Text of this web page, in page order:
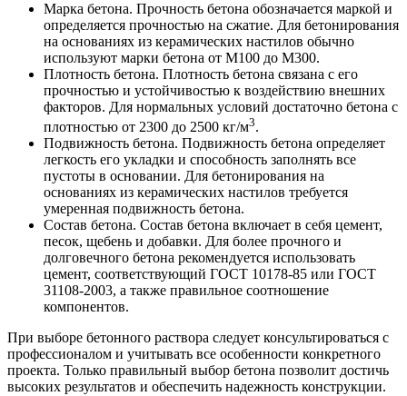
Марка бетона. Прочность бетона обозначается маркой и
определяется прочностью на сжатие. Для бетонирования
на основаниях из керамических настилов обычно
используют марки бетона от М100 до М300.
Плотность бетона. Плотность бетона связана с его
прочностью и устойчивостью к воздействию внешних
факторов. Для нормальных условий достаточно бетона с
плотностью от 2300 до 2500 кг/м3.
Подвижность бетона. Подвижность бетона определяет
легкость его укладки и способность заполнять все
пустоты в основании. Для бетонирования на
основаниях из керамических настилов требуется
умеренная подвижность бетона.
Состав бетона. Состав бетона включает в себя цемент,
песок, щебень и добавки. Для более прочного и
долговечного бетона рекомендуется использовать
цемент, соответствующий ГОСТ 10178-85 или ГОСТ
31108-2003, а также правильное соотношение
компонентов.
При выборе бетонного раствора следует консультироваться с
профессионалом и учитывать все особенности конкретного
проекта. Только правильный выбор бетона позволит достичь
высоких результатов и обеспечить надежность конструкции.